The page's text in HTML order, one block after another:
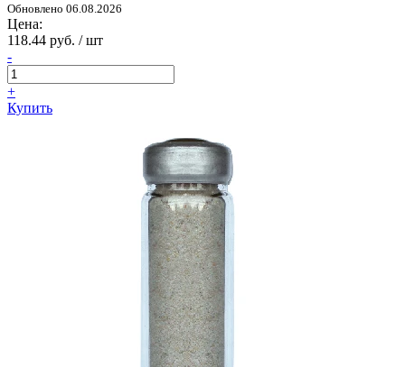
Обновлено 06.08.2026
Цена:
118.44 руб. / шт
-
+
Купить